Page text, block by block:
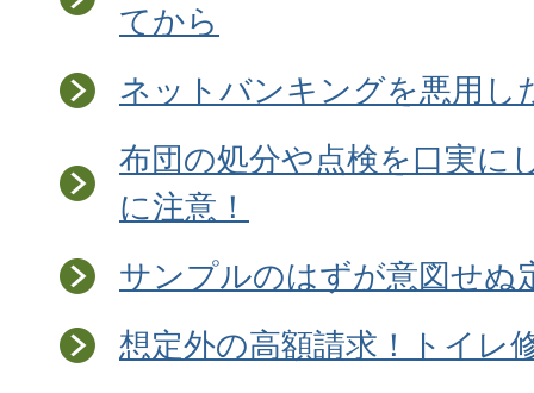
てから
ネットバンキングを悪用し
布団の処分や点検を口実に
に注意！
サンプルのはずが意図せぬ
想定外の高額請求！トイレ